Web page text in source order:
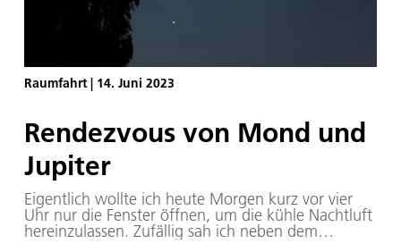
Raumfahrt| 14. Juni 2023
Rendezvous von Mond und
Jupiter
Eigentlich wollte ich heute Morgen kurz vor vier
Uhr nur die Fenster öffnen, um die kühle Nachtluft
hereinzulassen. Zufällig sah ich neben dem